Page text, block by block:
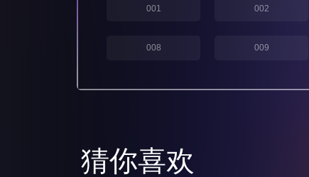
001 002
008 009
猜你喜欢